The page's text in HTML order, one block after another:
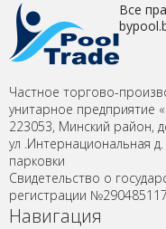
Все
Частное торгово-
унитарное предприятие
223053, Минский район,
ул .Интернациональная
парковки
Свидетельство о
регистрации
Навигация